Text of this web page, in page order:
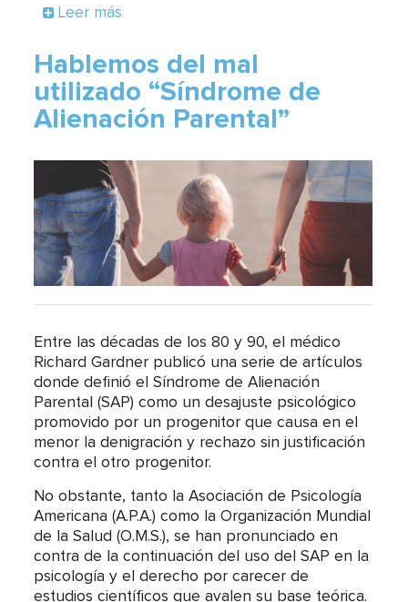
Leer más
Hablemos del mal
utilizado “Síndrome de
Alienación Parental”
Entre las décadas de los 80 y 90, el médico
Richard Gardner publicó una serie de artículos
donde definió el Síndrome de Alienación
Parental (SAP) como un desajuste psicológico
promovido por un progenitor que causa en el
menor la denigración y rechazo sin justificación
contra el otro progenitor.
No obstante, tanto la Asociación de Psicología
Americana (A.P.A.) como la Organización Mundial
de la Salud (O.M.S.), se han pronunciado en
contra de la continuación del uso del SAP en la
psicología y el derecho por carecer de
estudios científicos que avalen su base teórica.